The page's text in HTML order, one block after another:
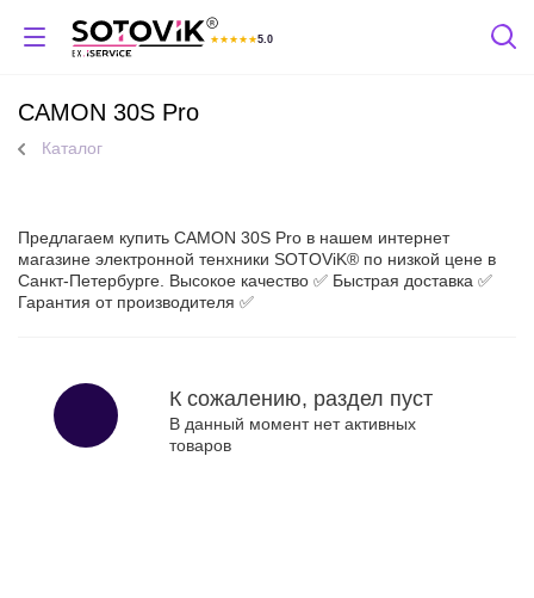
★ ★ ★ ★ ★5.0
Отзывы Яндекс
CAMON 30S Pro
Каталог
Предлагаем купить CAMON 30S Pro в нашем интернет
магазине электронной тенхники SOTOViK® по низкой цене в
Санкт-Петербурге. Высокое качество ✅ Быстрая доставка ✅
Гарантия от производителя ✅
К сожалению, раздел пуст
В данный момент нет активных
товаров